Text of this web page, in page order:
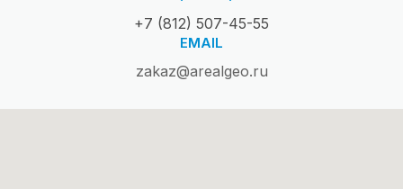
+7 (812) 507-45-55
EMAIL
zakaz@arealgeo.ru